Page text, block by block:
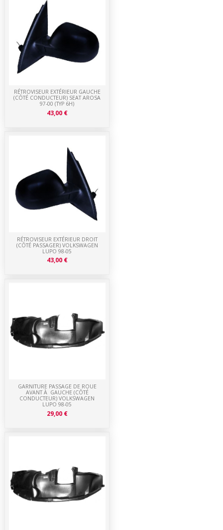
GARNITURE PASSAGE DE ROUE
AVANT À GAUCHE (CÔTÉ
CONDUCTEUR) VOLKSWAGEN
LUPO 98-05
29,00 €
RÉTROVISEUR EXTÉRIEUR DROIT
(CÔTÉ PASSAGER) VOLKSWAGEN
LUPO 98-05
43,00 €
RÉTROVISEUR EXTÉRIEUR GAUCHE
(CÔTÉ CONDUCTEUR) SEAT AROSA
97-00 (TYP 6H)
43,00 €